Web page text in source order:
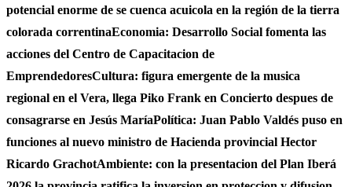
potencial enorme de se cuenca acuicola en la región de la tierra
colorada correntinaEconomia: Desarrollo Social fomenta las
acciones del Centro de Capacitacion de
EmprendedoresCultura: figura emergente de la musica
regional en el Vera, llega Piko Frank en Concierto despues de
consagrarse en Jesús MaríaPolítica: Juan Pablo Valdés puso en
funciones al nuevo ministro de Hacienda provincial Hector
Ricardo GrachotAmbiente: con la presentacion del Plan Iberá